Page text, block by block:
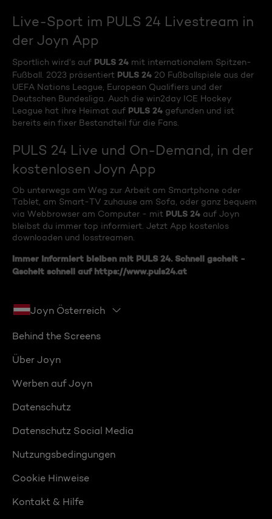
Live-Sport im PULS 24 Livestream in
der Joyn App
Sportlich wird‘s auf PULS 24 mit internationalem Spitzen-
Fußball. 2023 präsentiert PULS 24 20 Fußballspiele aus der
UEFA Nations League, European Qualifiers und der
Deutschen Bundesliga. Auch die win2day ICE Hockey
League hat ihre Heimat auf PULS 24 gefunden und ist
bereits ein fixer Bestandteil für die Fans.
PULS 24 Live und On-Demand, in der
kostenlosen Joyn App
Ob unterwegs am Weg zur Arbeit am Smartphone oder
Tablet, am Smart-TV zuhause am Sofa, oder ganz bequem
via Webbrowser am Computer - mit PULS 24 auf Joyn
bleibst du immer top informiert. Jetzt App kostenlos
downloaden und losstreamen.
Immer informiert bleiben mit PULS 24. Schnell gscheit -
Gscheit schnell auf https://www.puls24.at
Joyn Österreich
Behind the Screens
Über Joyn
Werben auf Joyn
Datenschutz
Datenschutz Social Media
Nutzungsbedingungen
Cookie Hinweise
Kontakt & Hilfe